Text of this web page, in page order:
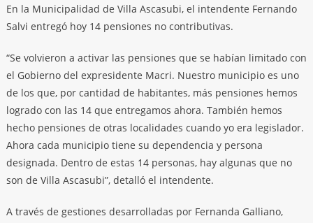
En la Municipalidad de Villa Ascasubi, el intendente Fernando
Salvi entregó hoy 14 pensiones no contributivas.
“Se volvieron a activar las pensiones que se habían limitado con
el Gobierno del expresidente Macri. Nuestro municipio es uno
de los que, por cantidad de habitantes, más pensiones hemos
logrado con las 14 que entregamos ahora. También hemos
hecho pensiones de otras localidades cuando yo era legislador.
Ahora cada municipio tiene su dependencia y persona
designada. Dentro de estas 14 personas, hay algunas que no
son de Villa Ascasubi”, detalló el intendente.
A través de gestiones desarrolladas por Fernanda Galliano,